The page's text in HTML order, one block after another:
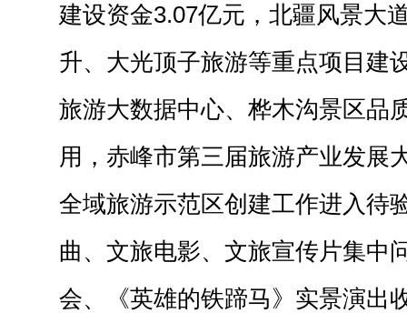
建设资金3.07亿元，北疆风景大
升、大光顶子旅游等重点项目建
旅游大数据中心、桦木沟景区品
用，赤峰市第三届旅游产业发展
全域旅游示范区创建工作进入待
曲、文旅电影、文旅宣传片集中
会、《英雄的铁蹄马》实景演出